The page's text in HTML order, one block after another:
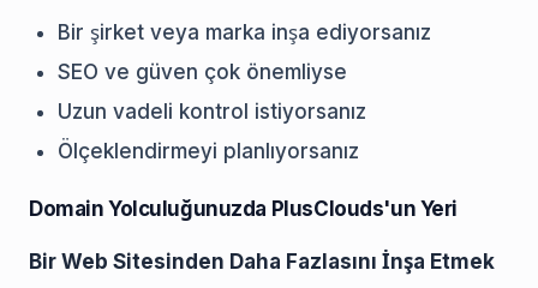
Bir şirket veya marka inşa ediyorsanız
SEO ve güven çok önemliyse
Uzun vadeli kontrol istiyorsanız
Ölçeklendirmeyi planlıyorsanız
Domain Yolculuğunuzda PlusClouds'un Yeri
Bir Web Sitesinden Daha Fazlasını İnşa Etmek